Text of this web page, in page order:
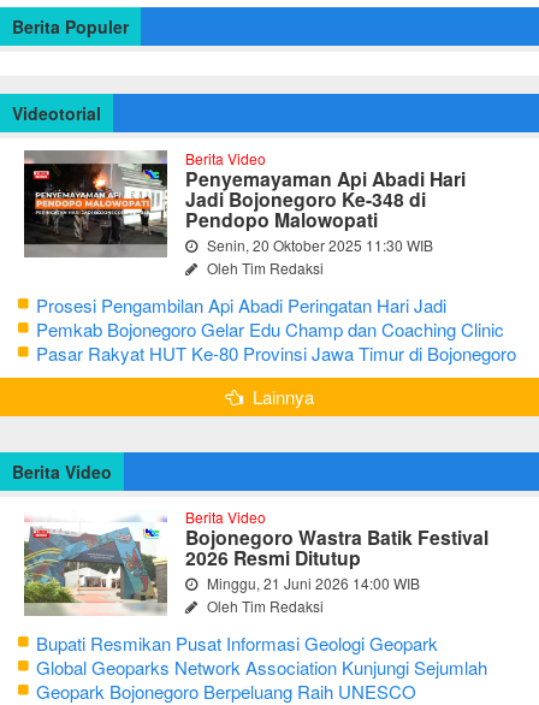
Berita Populer
Videotorial
Berita Video
Penyemayaman Api Abadi Hari
Jadi Bojonegoro Ke-348 di
Pendopo Malowopati
Senin, 20 Oktober 2025 11:30 WIB
Oleh Tim Redaksi
Prosesi Pengambilan Api Abadi Peringatan Hari Jadi
Bojonegoro Ke-348
Pemkab Bojonegoro Gelar Edu Champ dan Coaching Clinic
Seni Reog dan Jaranan
Pasar Rakyat HUT Ke-80 Provinsi Jawa Timur di Bojonegoro
Lainnya
Berita Video
Berita Video
Bojonegoro Wastra Batik Festival
2026 Resmi Ditutup
Minggu, 21 Juni 2026 14:00 WIB
Oleh Tim Redaksi
Bupati Resmikan Pusat Informasi Geologi Geopark
Bojonegoro
Global Geoparks Network Association Kunjungi Sejumlah
Geosite di Bojonegoro
Geopark Bojonegoro Berpeluang Raih UNESCO